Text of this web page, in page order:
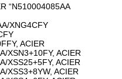
“N510004085AA
XNG4CFY
ACIER
XSN3+10FY, ACIER
XSS25+5FY, ACIER
XSS3+8YW, ACIER